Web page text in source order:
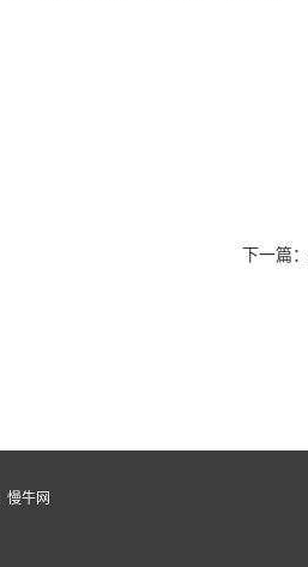
下一篇：
慢牛网